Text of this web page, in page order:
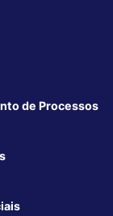
de Processos